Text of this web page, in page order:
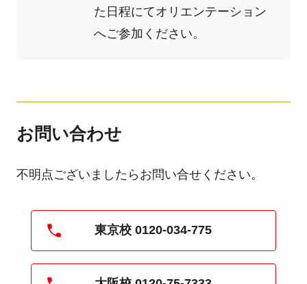
た日程にてオリエンテーション
へご参加ください。
お問い合わせ
不明点ございましたらお問い合せください。
東京校 0120-034-775